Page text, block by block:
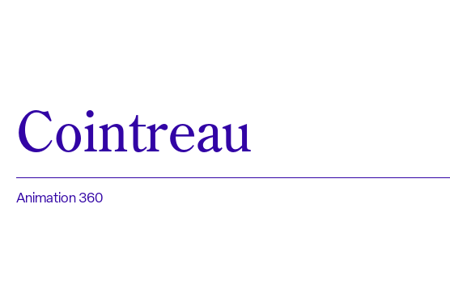
Cointreau
Animation 360